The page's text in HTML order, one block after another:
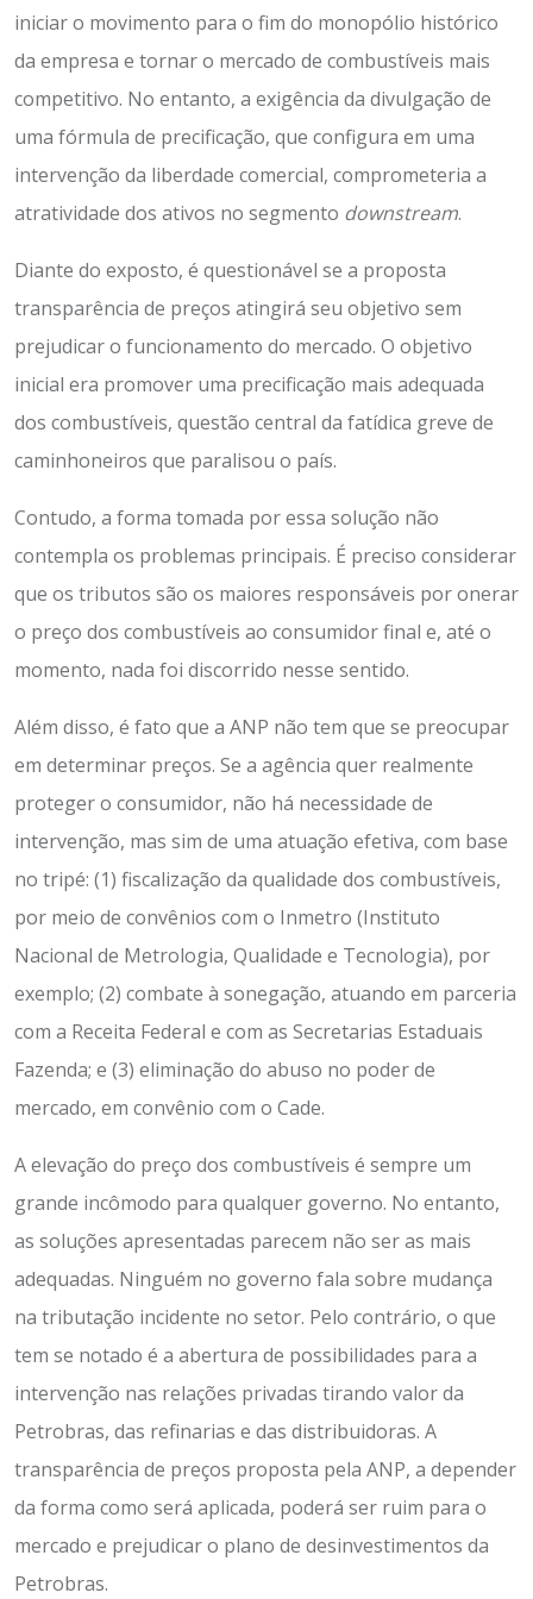
iniciar o movimento para o fim do monopólio histórico
da empresa e tornar o mercado de combustíveis mais
competitivo. No entanto, a exigência da divulgação de
uma fórmula de precificação, que configura em uma
intervenção da liberdade comercial, comprometeria a
atratividade dos ativos no segmento downstream.
Diante do exposto, é questionável se a proposta
transparência de preços atingirá seu objetivo sem
prejudicar o funcionamento do mercado. O objetivo
inicial era promover uma precificação mais adequada
dos combustíveis, questão central da fatídica greve de
caminhoneiros que paralisou o país.
Contudo, a forma tomada por essa solução não
contempla os problemas principais. É preciso considerar
que os tributos são os maiores responsáveis por onerar
o preço dos combustíveis ao consumidor final e, até o
momento, nada foi discorrido nesse sentido.
Além disso, é fato que a ANP não tem que se preocupar
em determinar preços. Se a agência quer realmente
proteger o consumidor, não há necessidade de
intervenção, mas sim de uma atuação efetiva, com base
no tripé: (1) fiscalização da qualidade dos combustíveis,
por meio de convênios com o Inmetro (Instituto
Nacional de Metrologia, Qualidade e Tecnologia), por
exemplo; (2) combate à sonegação, atuando em parceria
com a Receita Federal e com as Secretarias Estaduais
Fazenda; e (3) eliminação do abuso no poder de
mercado, em convênio com o Cade.
A elevação do preço dos combustíveis é sempre um
grande incômodo para qualquer governo. No entanto,
as soluções apresentadas parecem não ser as mais
adequadas. Ninguém no governo fala sobre mudança
na tributação incidente no setor. Pelo contrário, o que
tem se notado é a abertura de possibilidades para a
intervenção nas relações privadas tirando valor da
Petrobras, das refinarias e das distribuidoras. A
transparência de preços proposta pela ANP, a depender
da forma como será aplicada, poderá ser ruim para o
mercado e prejudicar o plano de desinvestimentos da
Petrobras.